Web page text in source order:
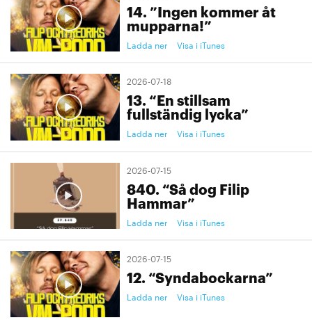
14. ”Ingen kommer åt
mupparna!”
Ladda ner Visa i iTunes
2026-07-18
13. “En stillsam
fullständig lycka”
Ladda ner Visa i iTunes
2026-07-15
840. “Så dog Filip
Hammar”
Ladda ner Visa i iTunes
2026-07-15
12. “Syndabockarna”
Ladda ner Visa i iTunes